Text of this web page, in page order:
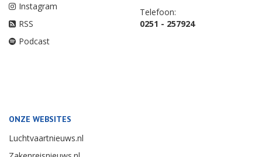
Instagram
RSS
Podcast
Telefoon:
0251 - 257924
ONZE WEBSITES
Luchtvaartnieuws.nl